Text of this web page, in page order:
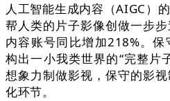
人工智能生成内容（AIGC）
帮人类的片子影像创做一步
内容账号同比增加218%。
构出一小我类世界的“完整片
想象力制做影视，保守的影
化环节。